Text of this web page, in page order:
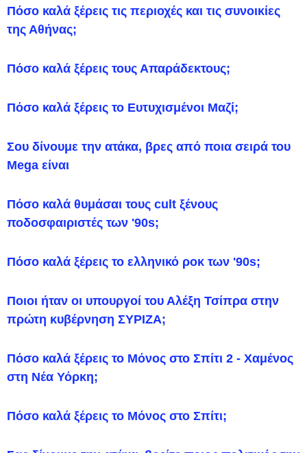
Πόσο καλά ξέρεις τις περιοχές και τις συνοικίες
της Αθήνας;
Πόσο καλά ξέρεις τους Απαράδεκτους;
Πόσο καλά ξέρεις το Ευτυχισμένοι Μαζί;
Σου δίνουμε την ατάκα, βρες από ποια σειρά του
Mega είναι
Πόσο καλά θυμάσαι τους cult ξένους
ποδοσφαιριστές των '90s;
Πόσο καλά ξέρεις το ελληνικό ροκ των '90s;
Ποιοι ήταν οι υπουργοί του Αλέξη Τσίπρα στην
πρώτη κυβέρνηση ΣΥΡΙΖΑ;
Πόσο καλά ξέρεις το Μόνος στο Σπίτι 2 - Χαμένος
στη Νέα Υόρκη;
Πόσο καλά ξέρεις το Μόνος στο Σπίτι;